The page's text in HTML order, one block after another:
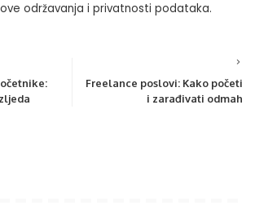
održavanja i privatnosti podataka.
Freelance poslovi: Kako početi
i zarađivati odmah